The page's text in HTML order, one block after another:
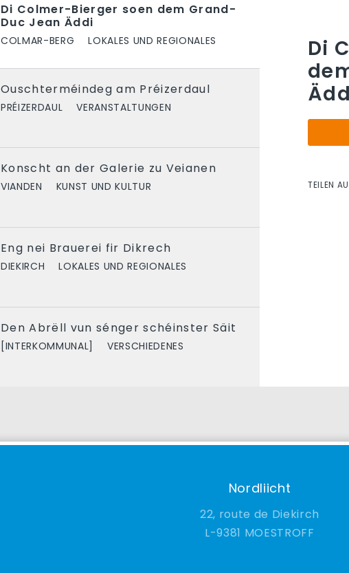
Di Colmer-Bierger soen dem Grand-
Duc Jean Äddi
COLMAR-BERG LOKALES UND REGIONALES
Ouschterméindeg am Préizerdaul
PRÉIZERDAUL VERANSTALTUNGEN
Konscht an der Galerie zu Veianen
VIANDEN KUNST UND KULTUR
Eng nei Brauerei fir Dikrech
DIEKIRCH LOKALES UND REGIONALES
Den Abrëll vun sénger schéinster Säit
[INTERKOMMUNAL] VERSCHIEDENES
Di
TEILEN
Nordliicht
22, route de Diekirch
9381 MOESTROFF